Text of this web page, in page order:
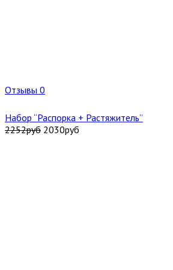
Отзывы 0
Набор “Распорка + Растяжитель”
2252руб 2030руб